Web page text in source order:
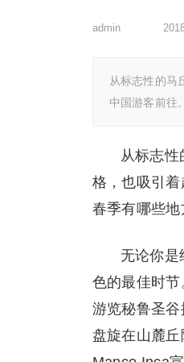
admin
从标志性的马
中国游客前往
从标志
格，也吸引
春季有哪些地
无论你
色的最佳时
游览秘鲁圣
盘旋在山麓